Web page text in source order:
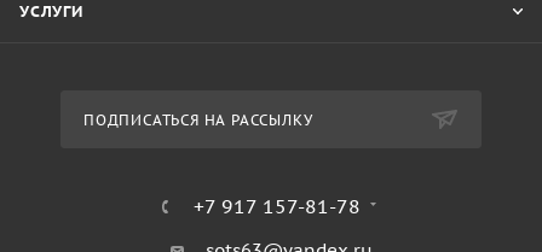
УСЛУГИ
ПОДПИСАТЬСЯ НА РАССЫЛКУ
+7 917 157-81-78